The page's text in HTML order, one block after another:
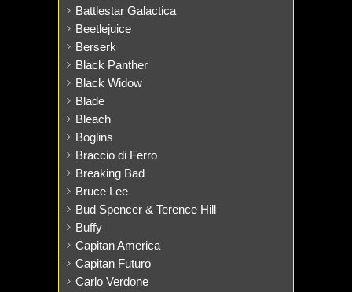
Battlestar Galactica
Beetlejuice
Berserk
Black Panther
Black Widow
Blade
Bleach
Boglins
Braccio di Ferro
Breaking Bad
Bruce Lee
Bud Spencer & Terence Hill
Buffy
Capitan America
Capitan Futuro
Carlo Verdone